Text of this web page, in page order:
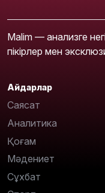
Malim — анализге
пікірлер мен
Айдарлар
Саясат
Аналитика
Қоғам
Мәдениет
Сұхбат